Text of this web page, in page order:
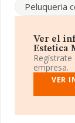
Para ponerse
La empresa
con número
Algodonales
Cádiz,
En base a la
millones de
Peluqueria
Ver el
Estetica
empresa.
VER